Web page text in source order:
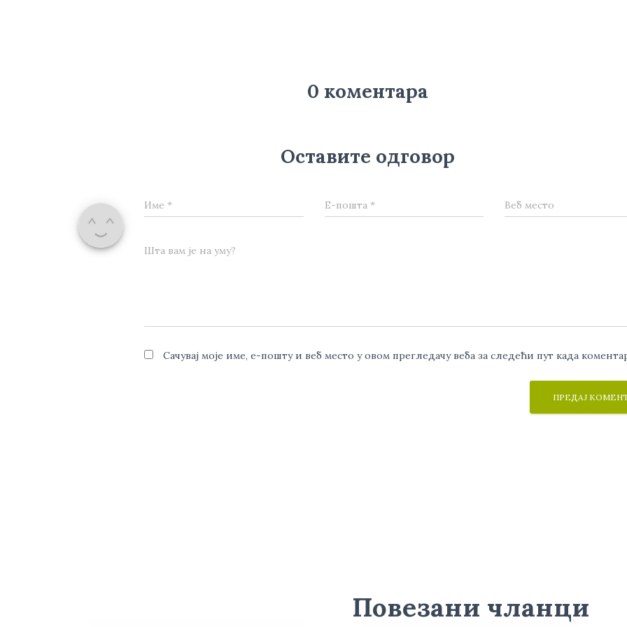
0 коментара
Оставите одговор
Име * Е-пошта * Веб место
Шта вам је на уму?
Сачувај моје име, е-пошту и веб место у овом прегледачу веба за следећи пут када
Повезани чланци